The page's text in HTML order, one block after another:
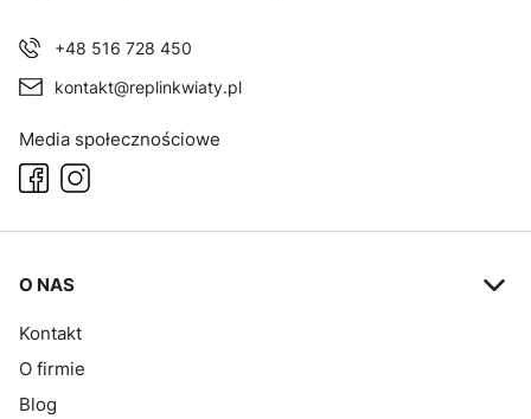
+48 516 728 450
kontakt@replinkwiaty.pl
Media społecznościowe
Linki w stopce
O NAS
Kontakt
O firmie
Blog